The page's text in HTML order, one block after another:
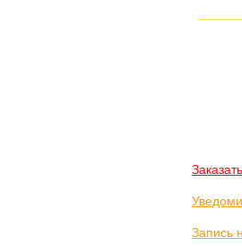
Запись